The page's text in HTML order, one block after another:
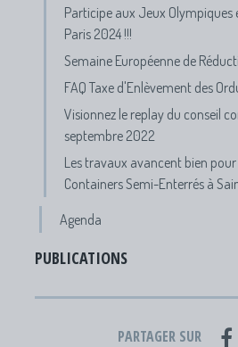
Participe aux Jeux Olympiques
Paris 2024 !!!
Semaine Européenne de
FAQ Taxe d'Enlèvement des
Visionnez le replay du conseil
septembre 2022
Les travaux avancent bien
Containers Semi-Enterrés à
Agenda
PUBLICATIONS
PARTAGER SUR